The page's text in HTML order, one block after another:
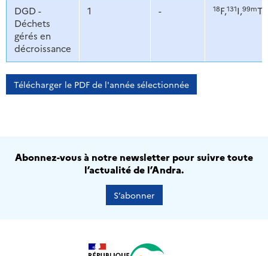
DGD -
Déchets
gérés en
décroissance
1 - 18F,131I,99mTc
Télécharger le PDF de l'année sélectionnée
Abonnez-vous à notre newsletter pour suivre toute
l’actualité de l’Andra.
S’abonner